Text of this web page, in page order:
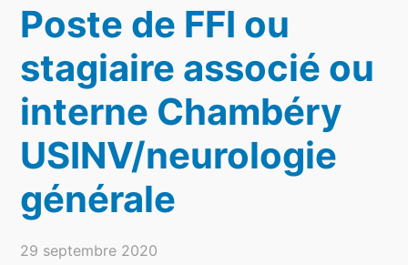
Poste de FFI ou
stagiaire associé ou
interne Chambéry
USINV/neurologie
générale
29 septembre 2020